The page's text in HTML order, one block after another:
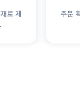
로 제
주문